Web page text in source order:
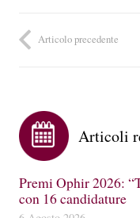
Articolo precedente
Articoli
Premi Ophir 2026:
con 16 candidature